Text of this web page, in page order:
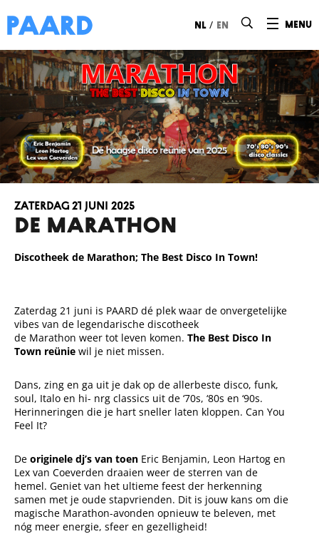
menu
nl / en
DE MARATHON
zaterdag 21 juni 2025
Discotheek de Marathon; The Best Disco In Town!
Zaterdag 21 juni is PAARD dé plek waar de onvergetelijke
vibes van de legendarische discotheek
de Marathon weer tot leven komen. The Best Disco In
Town reünie wil je niet missen.
Dans, zing en ga uit je dak op de allerbeste disco, funk,
soul, Italo en hi- nrg classics uit de ‘70s, ‘80s en ‘90s.
Herinneringen die je hart sneller laten kloppen. Can You
Feel It?
De originele dj’s van toen Eric Benjamin, Leon Hartog en
Lex van Coeverden draaien weer de sterren van de
hemel. Geniet van het ultieme feest der herkenning
samen met je oude stapvrienden. Dit is jouw kans om die
magische Marathon-avonden opnieuw te beleven, met
nóg meer energie, sfeer en gezelligheid!